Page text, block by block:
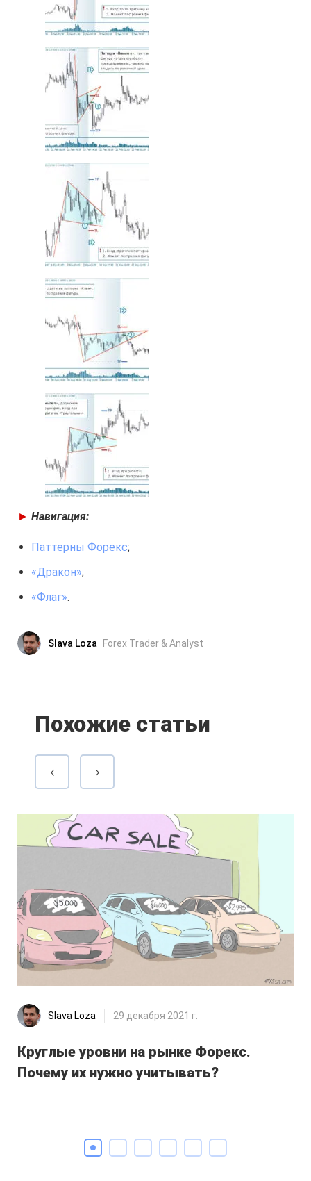
► Навигация:
Паттерны Форекс;
«Дракон»;
«Флаг».
Slava Loza Forex Trader & Analyst
Похожие статьи
Slava Loza 29 декабря 2021 г.
Круглые уровни на рынке Форекс.
Почему их нужно учитывать?